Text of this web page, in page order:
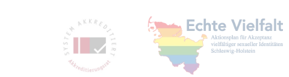
Mit­glied­schaf­ten,